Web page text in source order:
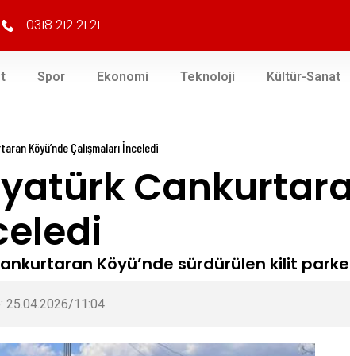
0318 212 21 21
Spor Ekonomi Teknoloji Kültür-Sanat
Köyü’nde Çalışmaları İnceledi
Köyü’nde sürdürülen kilit
25.04.2026/11:04